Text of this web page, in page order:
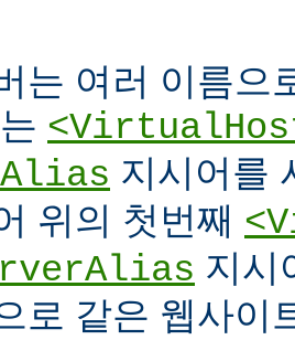
는 여러 이름으
지시어를
위의 첫번째
지시
로 같은 웹사이